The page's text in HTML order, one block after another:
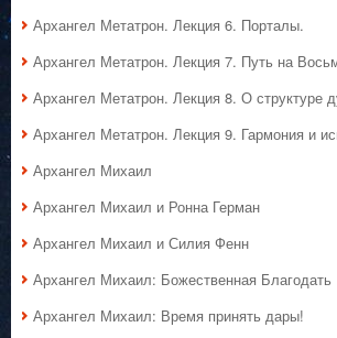
Архангел Метатрон. Лекция 6. Порталы.
Архангел Метатрон. Лекция 7. Путь на
Архангел Метатрон. Лекция 8. О структуре
Архангел Метатрон. Лекция 9. Гармония и
Архангел Михаил
Архангел Михаил и Ронна Герман
Архангел Михаил и Силия Фенн
Архангел Михаил: Божественная Благодать
Архангел Михаил: Время принять дары!